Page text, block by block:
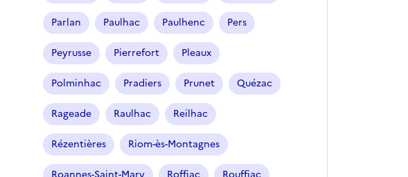
e
c
t
i
o
n
n
é
)
Parlan Paulhac Paulhenc Pers
Peyrusse Pierrefort Pleaux
Polminhac Pradiers Prunet Quézac
Rageade Raulhac Reilhac
Rézentières Riom-ès-Montagnes